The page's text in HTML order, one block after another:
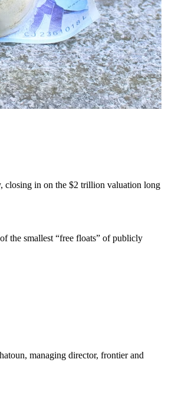
closing in on the $2 trillion valuation long
the smallest “free floats” of publicly
managing director, frontier and